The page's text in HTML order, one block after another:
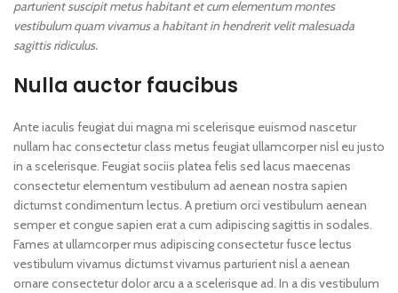
parturient suscipit metus habitant et cum elementum montes
vestibulum quam vivamus a habitant in hendrerit velit malesuada
sagittis ridiculus.
Nulla auctor faucibus
Ante iaculis feugiat dui magna mi scelerisque euismod nascetur
nullam hac consectetur class metus feugiat ullamcorper nisl eu justo
in a scelerisque. Feugiat sociis platea felis sed lacus maecenas
consectetur elementum vestibulum ad aenean nostra sapien
dictumst condimentum lectus. A pretium orci vestibulum aenean
semper et congue sapien erat a cum adipiscing sagittis in sodales.
Fames at ullamcorper mus adipiscing consectetur fusce lectus
vestibulum vivamus dictumst vivamus parturient nisl a aenean
ornare consectetur dolor arcu a a scelerisque ad. In a dis vestibulum